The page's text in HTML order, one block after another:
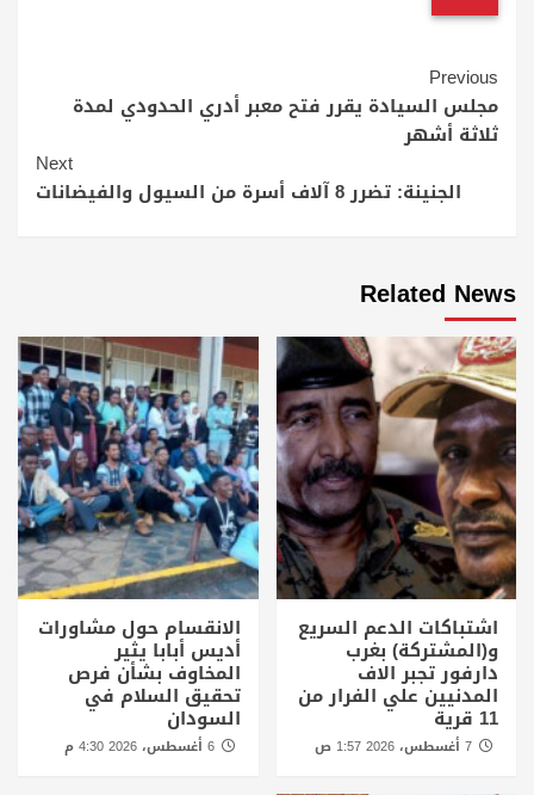
Continue
Reading
Previous
مجلس السيادة يقرر فتح معبر أدري الحدودي لمدة
ثلاثة أشهر
Next
الجنينة: تضرر 8 آلاف أسرة من السيول والفيضانات
Related News
اشتباكات الدعم السريع
و(المشتركة) بغرب
دارفور تجبر الاف
المدنيين علي الفرار من
11 قرية
الانقسام حول مشاورات
أديس أبابا يثير
المخاوف بشأن فرص
تحقيق السلام في
السودان
6 أغسطس، 2026 4:30 م